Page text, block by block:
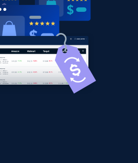
global dataset
Brand, Description, Initial
Reviews count, and
今すぐ始める
category URL